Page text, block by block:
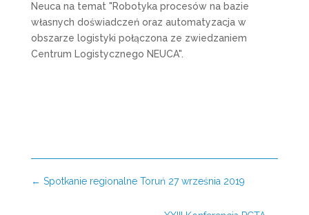
Neuca na temat "Robotyka procesów na bazie
własnych doświadczeń oraz automatyzacja w
obszarze logistyki połączona ze zwiedzaniem
Centrum Logistycznego NEUCA".
← Spotkanie regionalne Toruń 27 września 2019